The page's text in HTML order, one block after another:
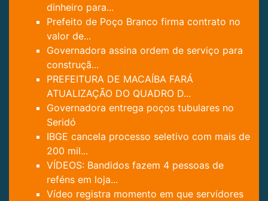
dinheiro para...
Prefeito de Poço Branco firma contrato no
valor de...
Governadora assina ordem de serviço para
construçã...
PREFEITURA DE MACAÍBA FARÁ
ATUALIZAÇÃO DO QUADRO D...
Governadora entrega poços tubulares no
Seridó
IBGE cancela processo seletivo com mais de
200 mil...
VÍDEOS: Bandidos fazem 4 pessoas de
reféns em loja...
Vídeo registra momento em que servidores